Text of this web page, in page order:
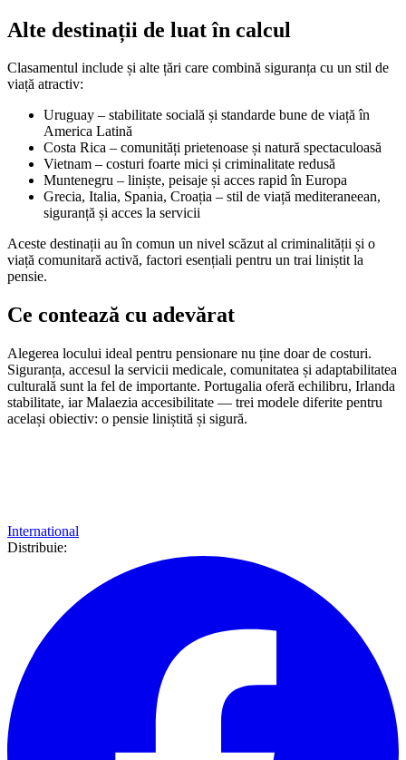
Alte destinații de luat în calcul
Clasamentul include și alte țări care combină siguranța cu un stil de
viață atractiv:
Uruguay – stabilitate socială și standarde bune de viață în
America Latină
Costa Rica – comunități prietenoase și natură spectaculoasă
Vietnam – costuri foarte mici și criminalitate redusă
Muntenegru – liniște, peisaje și acces rapid în Europa
Grecia, Italia, Spania, Croația – stil de viață mediteraneean,
siguranță și acces la servicii
Aceste destinații au în comun un nivel scăzut al criminalității și o
viață comunitară activă, factori esențiali pentru un trai liniștit la
pensie.
Ce contează cu adevărat
Alegerea locului ideal pentru pensionare nu ține doar de costuri.
Siguranța, accesul la servicii medicale, comunitatea și adaptabilitatea
culturală sunt la fel de importante. Portugalia oferă echilibru, Irlanda
stabilitate, iar Malaezia accesibilitate — trei modele diferite pentru
același obiectiv: o pensie liniștită și sigură.
International
Distribuie: